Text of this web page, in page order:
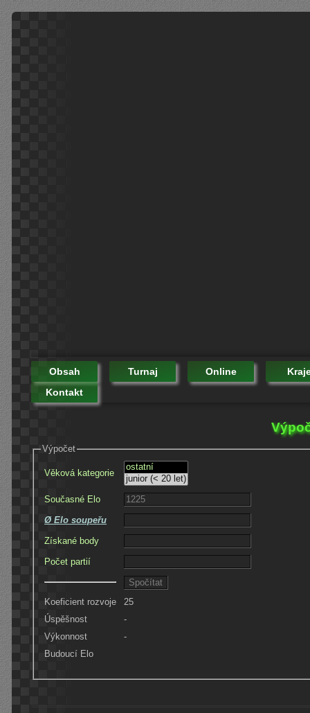
Obsah Turnaj Online
Kontakt
Výpočet
Věková kategorie
Současné Elo
Ø Elo soupeřu
Získané body
Počet partií
Koeficient rozvoje
25
Úspěšnost
-
Výkonnost
-
Budoucí Elo